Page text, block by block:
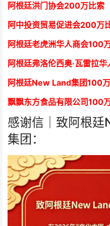
阿根廷洪门协会200万比索
阿中投资贸易促进会200万
阿根廷老虎洲华人商会100
阿根廷弗洛伦西奥·瓦雷拉华
阿根廷New Land集团100
飘飘东方食品有限公司100
感谢信｜致阿根
集团：